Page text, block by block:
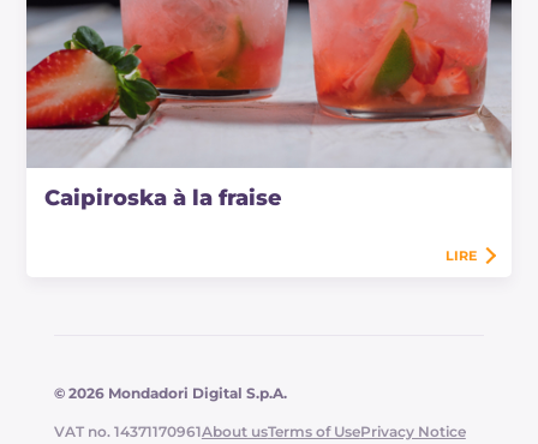
Caipiroska à la fraise
LIRE
© 2026 Mondadori Digital S.p.A.
VAT no. 14371170961About usTerms of UsePrivacy Notice